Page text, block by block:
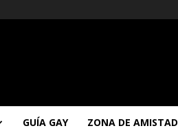
GUÍA GAY ZONA DE AMISTAD